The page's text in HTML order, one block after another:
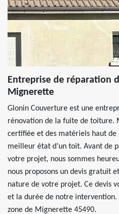
Entreprise de réparation
Mignerette
Glonin Couverture est une
rénovation de la fuite de toiture.
certifiée et des matériels haut
meilleur état d’un toit. Avant de
votre projet, nous sommes
nous proposons un devis gratuit
nature de votre projet. Ce devis
et la durée de notre intervention.
zone de Mignerette 45490.